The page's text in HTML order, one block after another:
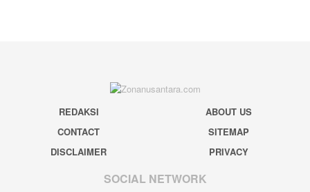
REDAKSI
ABOUT US
CONTACT
SITEMAP
DISCLAIMER
PRIVACY
SOCIAL NETWORK